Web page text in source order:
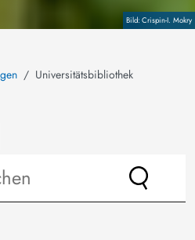
CopyrightCrispin-I. Mokry
Universitätsbibliothek